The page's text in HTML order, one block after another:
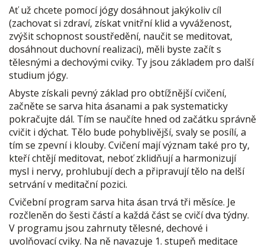
Ať už chcete pomocí jógy dosáhnout jakýkoliv cíl
(zachovat si zdraví, získat vnitřní klid a vyváženost,
zvýšit schopnost soustředění, naučit se meditovat,
dosáhnout duchovní realizaci), měli byste začít s
tělesnými a dechovými cviky. Ty jsou základem pro další
studium jógy.
Abyste získali pevný základ pro obtížnější cvičení,
začněte se sarva hita ásanami a pak systematicky
pokračujte dál. Tím se naučíte hned od začátku správně
cvičit i dýchat. Tělo bude pohyblivější, svaly se posílí, a
tím se zpevní i klouby. Cvičení mají význam také pro ty,
kteří chtějí meditovat, neboť zklidňují a harmonizují
mysl i nervy, prohlubují dech a připravují tělo na delší
setrvání v meditační pozici.
Cvičební program sarva hita ásan trvá tři měsíce. Je
rozčleněn do šesti částí a každá část se cvičí dva týdny.
V programu jsou zahrnuty tělesné, dechové i
uvolňovací cviky. Na ně navazuje 1. stupeň meditace